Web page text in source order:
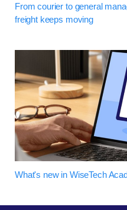
From courier to general
freight keeps moving
What's new in WiseTech